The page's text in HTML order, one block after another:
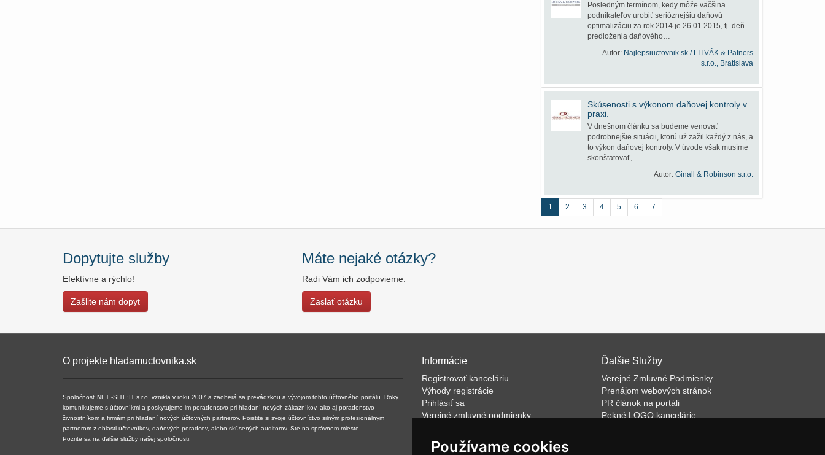
Používame cookies
Posledným termínom, kedy môže väčšina
podnikateľov urobiť serióznejšiu daňovú
optimalizáciu za rok 2014 je 26.01.2015, tj. deň
predloženia daňového…
Autor: Najlepsiuctovnik.sk / LITVÁK & Patners
s.r.o., Bratislava
Skúsenosti s výkonom daňovej kontroly v
praxi.
V dnešnom článku sa budeme venovať
podrobnejšie situácii, ktorú už zažil každý z nás, a
to výkon daňovej kontroly. V úvode však musíme
skonštatovať,…
Autor: Ginall & Robinson s.r.o.
1 2 3 4 5 6 7
Dopytujte služby
Efektívne a rýchlo!
Zašlite nám dopyt
Máte nejaké otázky?
Radi Vám ich zodpovieme.
Zaslať otázku
O projekte hladamuctovnika.sk
Spoločnosť NET -SITE:IT s.r.o. vznikla v roku 2007 a ​​zaoberá sa prevádzkou a vývojom tohto účtovného portálu. Roky
komunikujeme s účtovníkmi a poskytujeme im poradenstvo pri hľadaní nových zákazníkov, ako aj poradenstvo
živnostníkom a firmám pri hľadaní nových účtovných partnerov. Poistite si svoje účtovníctvo silným profesionálnym
partnerom z oblasti účtovníkov, daňových poradcov, alebo skúsených auditorov. Ste na správnom mieste.
Pozrite sa na ďalšie služby našej spoločnosti.
Informácie
Registrovať kanceláriu
Výhody registrácie
Prihlásiť sa
Verejné zmluvné podmienky
VOP
FAQ
Ďalšie Služby
Verejné Zmluvné Podmienky
Prenájom webových stránok
PR článok na portáli
Pekné LOGO kancelárie